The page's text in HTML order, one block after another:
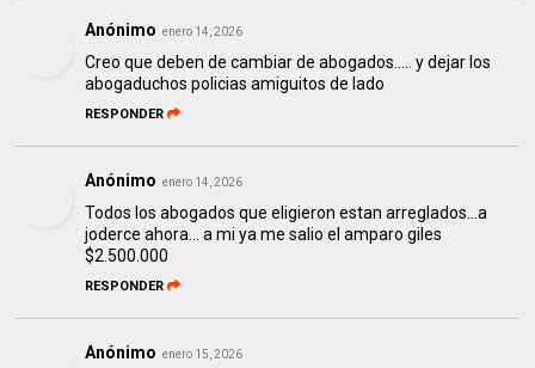
Anónimo enero 14, 2026
Creo que deben de cambiar de abogados..... y dejar los
abogaduchos policias amiguitos de lado
RESPONDER
Anónimo enero 14, 2026
Todos los abogados que eligieron estan arreglados...a
joderce ahora... a mi ya me salio el amparo giles
$2.500.000
RESPONDER
Anónimo enero 15, 2026